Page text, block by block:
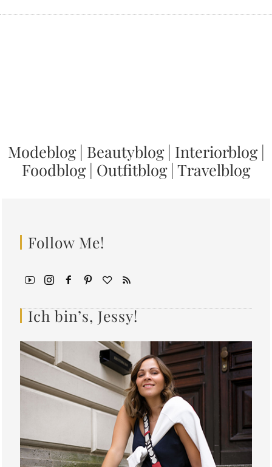
Modeblog| Beautyblog| Interiorblog|
Foodblog| Outfitblog| Travelblog
Follow Me!
Ich bin’s, Jessy!